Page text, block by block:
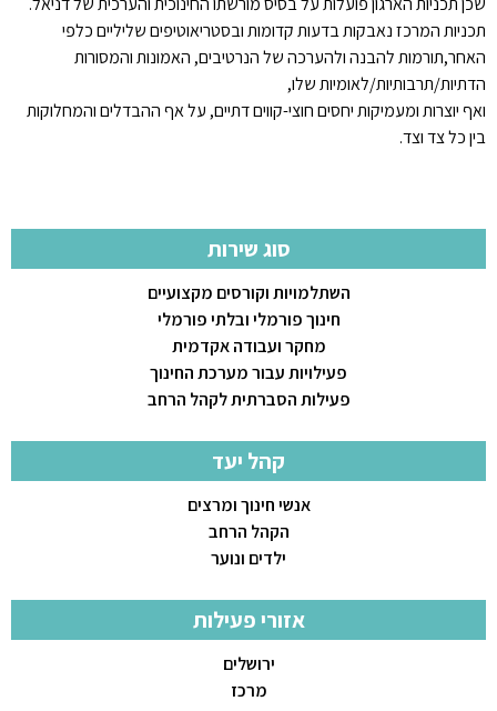
תכניות המרכז נאבקות בדעות קדומות ובסטריאוטיפים שליליים כלפי
האחר,תורמות להבנה ולהערכה של הנרטיבים, האמונות והמסורות
הדתיות/תרבותיות/לאומיות שלו,
ואף יוצרות ומעמיקות יחסים חוצי-קווים דתיים, על אף ההבדלים והמחלוקות
בין כל צד וצד.
סוג שירות
השתלמויות וקורסים מקצועיים
חינוך פורמלי ובלתי פורמלי
מחקר ועבודה אקדמית
פעילויות עבור מערכת החינוך
פעילות הסברתית לקהל הרחב
קהל יעד
אנשי חינוך ומרצים
הקהל הרחב
ילדים ונוער
אזורי פעילות
ירושלים
מרכז